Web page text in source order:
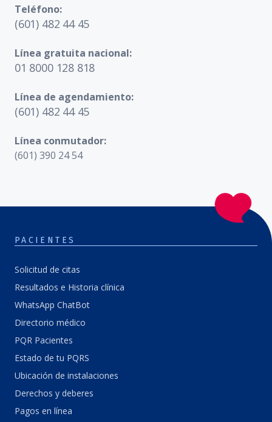
Teléfono:
(601) 482 44 45
Línea gratuita nacional:
01 8000 128 818
Línea de agendamiento:
(601) 482 44 45
Línea conmutador:
(601) 390 24 54
PACIENTES
Solicitud de citas
Resultados e Historia clínica
WhatsApp ChatBot
Directorio médico
PQR Pacientes
Estado de tu PQRS
Ubicación de instalaciones
Derechos y deberes
Pagos en línea